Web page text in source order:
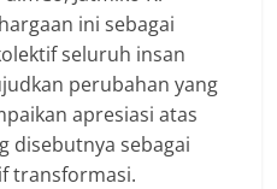
ini sebagai
seluruh insan
perubahan yang
apresiasi atas
disebutnya sebagai
transformasi.